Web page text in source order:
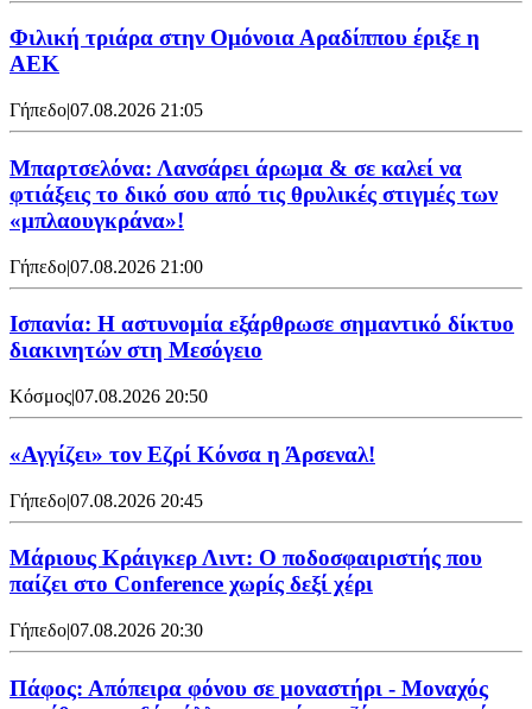
Φιλική τριάρα στην Ομόνοια Αραδίππου έριξε η
ΑΕΚ
Γήπεδο|07.08.2026 21:05
Μπαρτσελόνα: Λανσάρει άρωμα & σε καλεί να
φτιάξεις το δικό σου από τις θρυλικές στιγμές των
«μπλαουγκράνα»!
Γήπεδο|07.08.2026 21:00
Ισπανία: Η αστυνομία εξάρθρωσε σημαντικό δίκτυο
διακινητών στη Μεσόγειο
Κόσμος|07.08.2026 20:50
«Αγγίζει» τον Εζρί Κόνσα η Άρσεναλ!
Γήπεδο|07.08.2026 20:45
Μάριους Κράιγκερ Λιντ: Ο ποδοσφαιριστής που
παίζει στο Conference χωρίς δεξί χέρι
Γήπεδο|07.08.2026 20:30
Πάφος: Απόπειρα φόνου σε μοναστήρι - Μοναχός